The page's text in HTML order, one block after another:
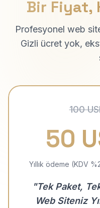
Bir Fiyat,
Profesyonel web
Gizli ücret yok,
100
50
Yıllık ödeme (KDV
"Tek Paket,
Web Siteniz